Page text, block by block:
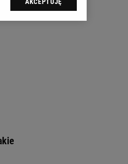
sp. z o.o., jej
swoje preferencje
celów identyfikacji.
reklam i treści,